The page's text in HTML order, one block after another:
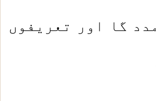
گا اور تعریفوں